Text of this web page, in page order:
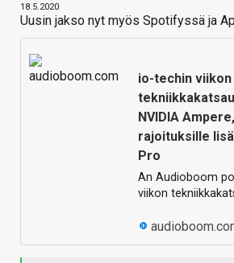
18.5.2020
Uusin jakso nyt myös Spotifyssä ja
io-techin viikon
NVIDIA
rajoituksille
Pro
An Audioboom
viikon